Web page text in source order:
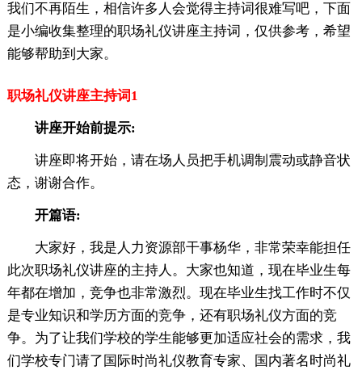
我们不再陌生，相信许多人会觉得主持词很难写吧，下面
是小编收集整理的职场礼仪讲座主持词，仅供参考，希望
能够帮助到大家。
职场礼仪讲座主持词1
讲座开始前提示:
讲座即将开始，请在场人员把手机调制震动或静音状
态，谢谢合作。
开篇语:
大家好，我是人力资源部干事杨华，非常荣幸能担任
此次职场礼仪讲座的主持人。大家也知道，现在毕业生每
年都在增加，竞争也非常激烈。现在毕业生找工作时不仅
是专业知识和学历方面的竞争，还有职场礼仪方面的竞
争。为了让我们学校的学生能够更加适应社会的需求，我
们学校专门请了国际时尚礼仪教育专家、国内著名时尚礼